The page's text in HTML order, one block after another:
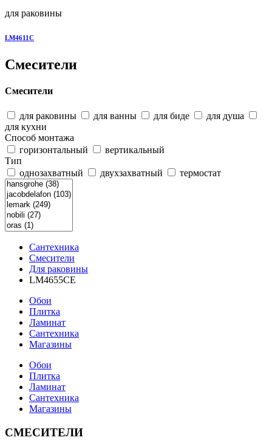
для раковины
LM4611C
Смесители
Смесители
для раковины для ванны для биде
для душа
для кухни
Способ монтажа
горизонтальный
вертикальный
Тип
однозахватный
двухзахватный термостат
Сантехника
Смесители
Для раковины
LM4655СE
Обои
Плитка
Ламинат
Сантехника
Магазины
Обои
Плитка
Ламинат
Сантехника
Магазины
СМЕСИТЕЛИ